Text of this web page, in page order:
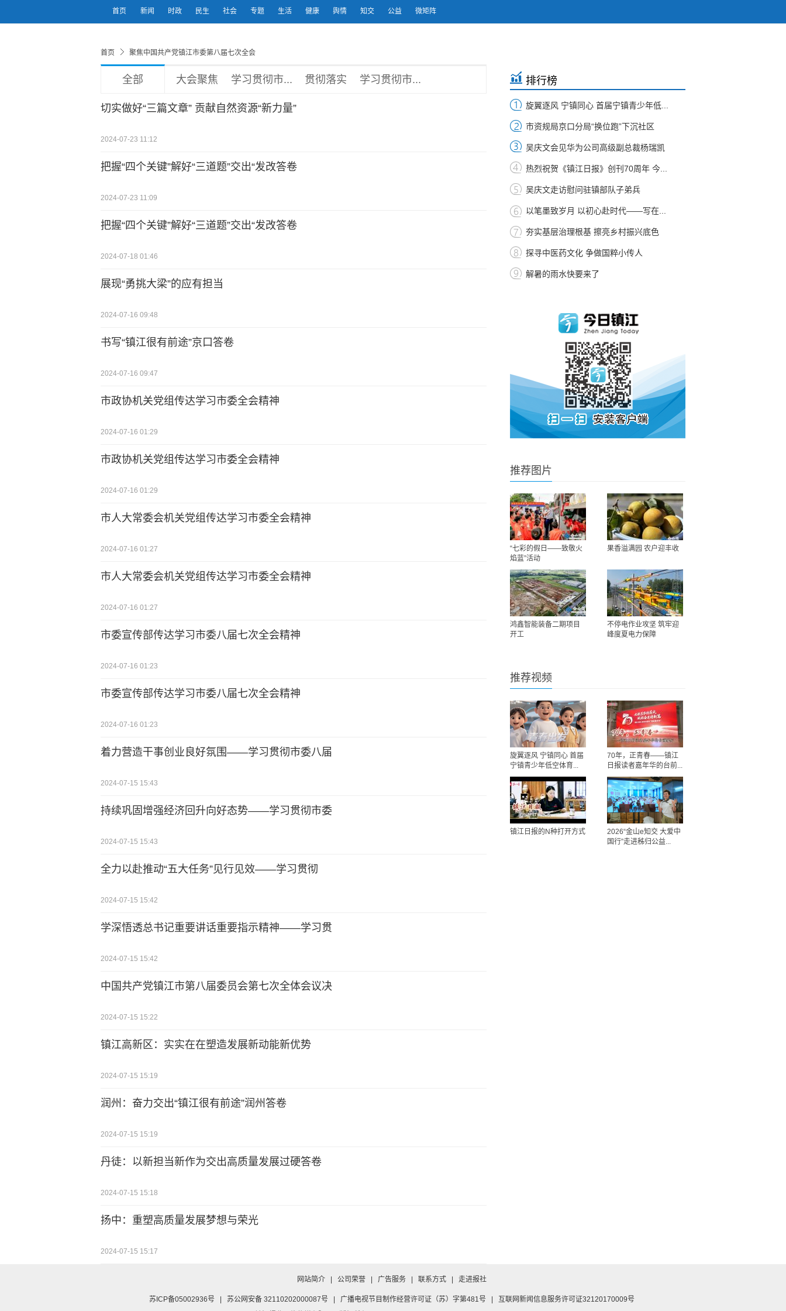
首页 新闻 时政 民生 社会 专题 生活 健康 舆情 知交 公益 微矩阵
首页 聚焦中国共产党镇江市委第八届七次全会
全部 大会聚焦 学习贯彻市... 贯彻落实 学习贯彻市...
切实做好“三篇文章” 贡献自然资源“新力量”
2024-07-23 11:12
把握“四个关键”解好“三道题”交出“发改答卷
2024-07-23 11:09
把握“四个关键”解好“三道题”交出“发改答卷
2024-07-18 01:46
展现“勇挑大梁”的应有担当
2024-07-16 09:48
书写“镇江很有前途”京口答卷
2024-07-16 09:47
市政协机关党组传达学习市委全会精神
2024-07-16 01:29
市政协机关党组传达学习市委全会精神
2024-07-16 01:29
市人大常委会机关党组传达学习市委全会精神
2024-07-16 01:27
市人大常委会机关党组传达学习市委全会精神
2024-07-16 01:27
市委宣传部传达学习市委八届七次全会精神
2024-07-16 01:23
市委宣传部传达学习市委八届七次全会精神
2024-07-16 01:23
着力营造干事创业良好氛围——学习贯彻市委八届
2024-07-15 15:43
持续巩固增强经济回升向好态势——学习贯彻市委
2024-07-15 15:43
全力以赴推动“五大任务”见行见效——学习贯彻
2024-07-15 15:42
学深悟透总书记重要讲话重要指示精神——学习贯
2024-07-15 15:42
中国共产党镇江市第八届委员会第七次全体会议决
2024-07-15 15:22
镇江高新区：实实在在塑造发展新动能新优势
2024-07-15 15:19
润州：奋力交出“镇江很有前途”润州答卷
2024-07-15 15:19
丹徒：以新担当新作为交出高质量发展过硬答卷
2024-07-15 15:18
扬中：重塑高质量发展梦想与荣光
2024-07-15 15:17
排行榜
旋翼逐风 宁镇同心 首届宁镇青少年低...
市资规局京口分局“换位跑”下沉社区
吴庆文会见华为公司高级副总裁杨瑞凯
热烈祝贺《镇江日报》创刊70周年 今...
吴庆文走访慰问驻镇部队子弟兵
以笔墨致岁月 以初心赴时代——写在...
夯实基层治理根基 擦亮乡村振兴底色
探寻中医药文化 争做国粹小传人
解暑的雨水快要来了
推荐图片
“七彩的假日——致敬火
焰蓝”活动
果香溢满园 农户迎丰收
鸿鑫智能装备二期项目
开工
不停电作业攻坚 筑牢迎
峰度夏电力保障
推荐视频
旋翼逐风 宁镇同心 首届
宁镇青少年低空体育...
70年，正青春——镇江
日报读者嘉年华的台前...
镇江日报的N种打开方式
2026“金山e知交 大爱中
国行”走进秭归公益...
网站简介 公司荣誉 广告服务 联系方式 走进报社
苏ICP备05002936号 苏公网安备 32110202000087号 广播电视节目制作经营许可证（苏）字第481号
互联网新闻信息服务许可证32120170009号